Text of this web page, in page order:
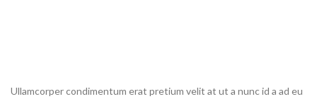
Ullamcorper condimentum erat pretium velit at ut a nunc id a ad eu